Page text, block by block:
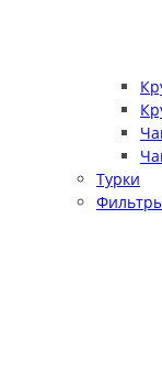
Турки